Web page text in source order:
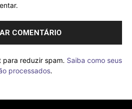
para reduzir spam. Saiba como seus
processados.